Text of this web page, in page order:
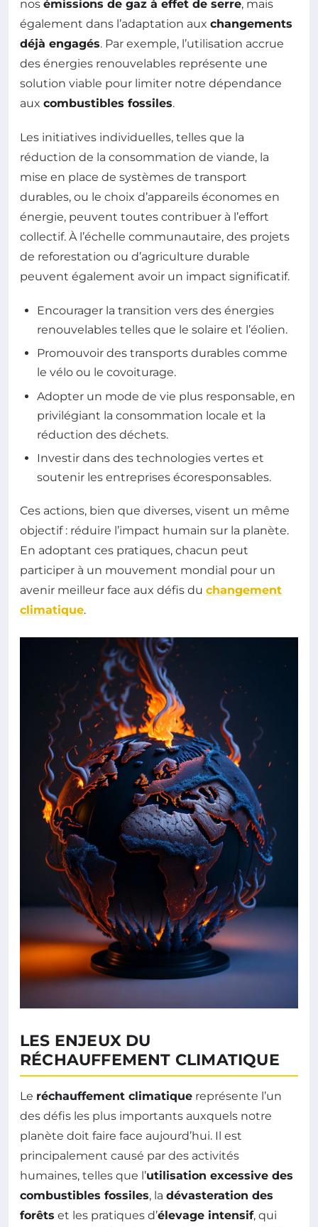
nos émissions de gaz à effet de serre, mais
également dans l’adaptation aux changements
déjà engagés. Par exemple, l’utilisation accrue
des énergies renouvelables représente une
solution viable pour limiter notre dépendance
aux combustibles fossiles.
Les initiatives individuelles, telles que la
réduction de la consommation de viande, la
mise en place de systèmes de transport
durables, ou le choix d’appareils économes en
énergie, peuvent toutes contribuer à l’effort
collectif. À l’échelle communautaire, des projets
de reforestation ou d’agriculture durable
peuvent également avoir un impact significatif.
Encourager la transition vers des énergies
renouvelables telles que le solaire et l’éolien.
Promouvoir des transports durables comme
le vélo ou le covoiturage.
Adopter un mode de vie plus responsable, en
privilégiant la consommation locale et la
réduction des déchets.
Investir dans des technologies vertes et
soutenir les entreprises écoresponsables.
Ces actions, bien que diverses, visent un même
objectif : réduire l’impact humain sur la planète.
En adoptant ces pratiques, chacun peut
participer à un mouvement mondial pour un
avenir meilleur face aux défis du changement
climatique.
LES ENJEUX DU
RÉCHAUFFEMENT CLIMATIQUE
Le réchauffement climatique représente l’un
des défis les plus importants auxquels notre
planète doit faire face aujourd’hui. Il est
principalement causé par des activités
humaines, telles que l’utilisation excessive des
combustibles fossiles, la dévasteration des
forêts et les pratiques d’élevage intensif, qui